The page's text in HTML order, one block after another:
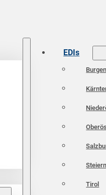
EDIs
Tirol